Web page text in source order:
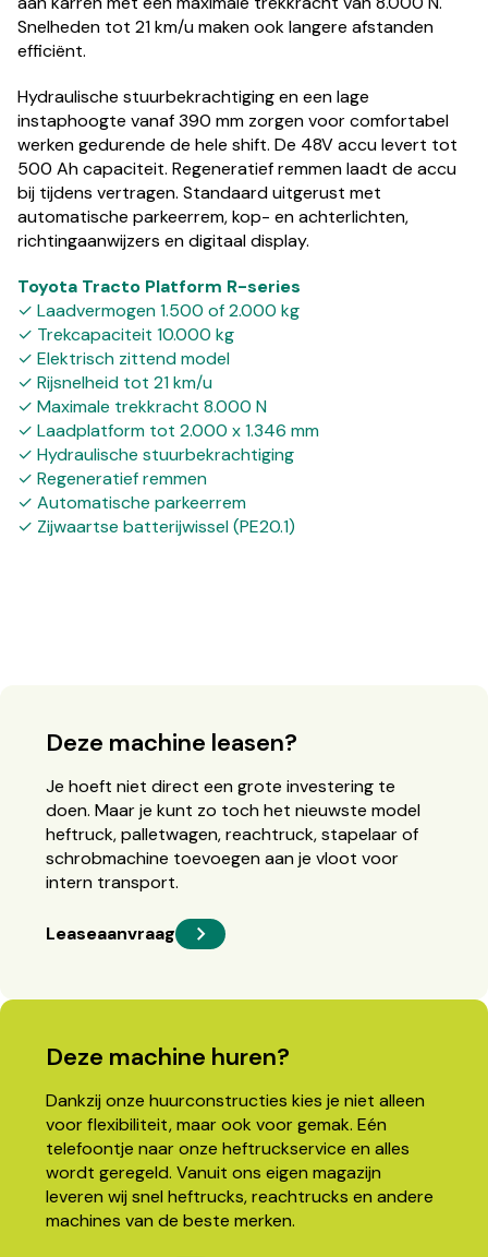
Snelheden tot 21 km/u maken ook langere afstanden
efficiënt.
Hydraulische stuurbekrachtiging en een lage
instaphoogte vanaf 390 mm zorgen voor comfortabel
werken gedurende de hele shift. De 48V accu levert tot
500 Ah capaciteit. Regeneratief remmen laadt de accu
bij tijdens vertragen. Standaard uitgerust met
automatische parkeerrem, kop- en achterlichten,
richtingaanwijzers en digitaal display.
Toyota Tracto Platform R-series
✓ Laadvermogen 1.500 of 2.000 kg
✓ Trekcapaciteit 10.000 kg
✓ Elektrisch zittend model
✓ Rijsnelheid tot 21 km/u
✓ Maximale trekkracht 8.000 N
✓ Laadplatform tot 2.000 x 1.346 mm
✓ Hydraulische stuurbekrachtiging
✓ Regeneratief remmen
✓ Automatische parkeerrem
✓ Zijwaartse batterijwissel (PE20.1)
Deze machine leasen?
Je hoeft niet direct een grote investering te
doen. Maar je kunt zo toch het nieuwste model
heftruck, palletwagen, reachtruck, stapelaar of
schrobmachine toevoegen aan je vloot voor
intern transport.
Leaseaanvraag
Deze machine huren?
Dankzij onze huurconstructies kies je niet alleen
voor flexibiliteit, maar ook voor gemak. Eén
telefoontje naar onze heftruckservice en alles
wordt geregeld. Vanuit ons eigen magazijn
leveren wij snel heftrucks, reachtrucks en andere
machines van de beste merken.